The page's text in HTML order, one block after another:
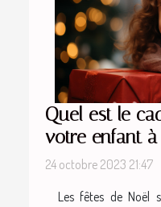
Quel est le
votre enfant à
24 octobre 2023 21:47
Les fêtes de Noël